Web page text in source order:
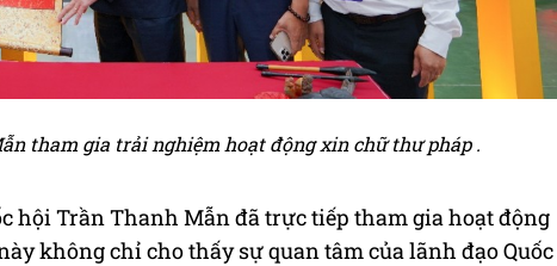
tham gia trải nghiệm hoạt động xin chữ thư pháp .
hội Trần Thanh Mẫn đã trực tiếp tham gia hoạt động
không chỉ cho thấy sự quan tâm của lãnh đạo Quốc